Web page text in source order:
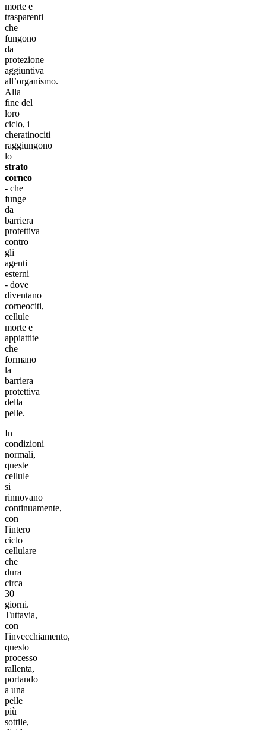
morte e
trasparenti
che
fungono
da
protezione
aggiuntiva
all’organismo.
Alla
fine del
loro
ciclo, i
cheratinociti
raggiungono
lo
strato
corneo
- che
funge
da
barriera
protettiva
contro
gli
agenti
esterni
- dove
diventano
corneociti,
cellule
morte e
appiattite
che
formano
la
barriera
protettiva
della
pelle.
In
condizioni
normali,
queste
cellule
si
rinnovano
continuamente,
con
l'intero
ciclo
cellulare
che
dura
circa
30
giorni.
Tuttavia,
con
l'invecchiamento,
questo
processo
rallenta,
portando
a una
pelle
più
sottile,